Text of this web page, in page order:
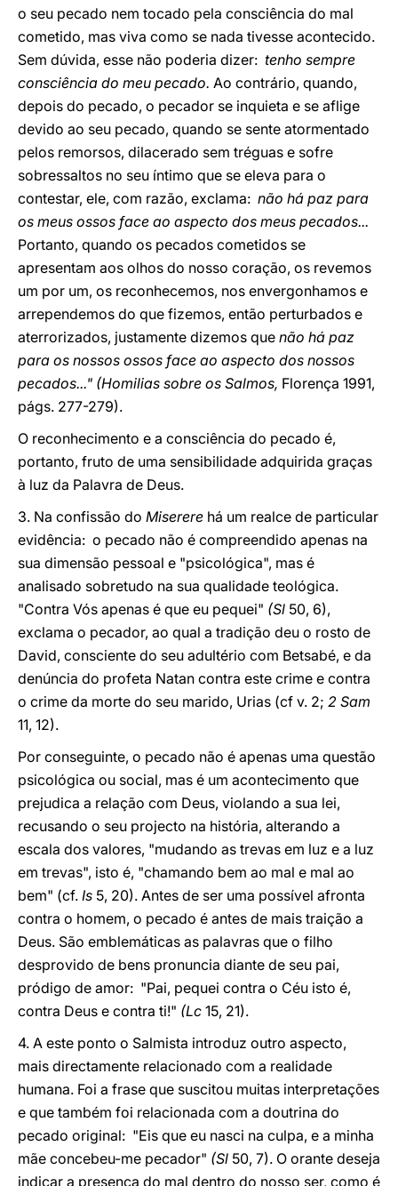
o seu pecado nem tocado pela consciência do mal
cometido, mas viva como se nada tivesse acontecido.
Sem dúvida, esse não poderia dizer: tenho sempre
consciência do meu pecado. Ao contrário, quando,
depois do pecado, o pecador se inquieta e se aflige
devido ao seu pecado, quando se sente atormentado
pelos remorsos, dilacerado sem tréguas e sofre
sobressaltos no seu íntimo que se eleva para o
contestar, ele, com razão, exclama: não há paz para
os meus ossos face ao aspecto dos meus pecados...
Portanto, quando os pecados cometidos se
apresentam aos olhos do nosso coração, os revemos
um por um, os reconhecemos, nos envergonhamos e
arrependemos do que fizemos, então perturbados e
aterrorizados, justamente dizemos que não há paz
para os nossos ossos face ao aspecto dos nossos
pecados..." (Homilias sobre os Salmos, Florença 1991,
págs. 277-279).
O reconhecimento e a consciência do pecado é,
portanto, fruto de uma sensibilidade adquirida graças
à luz da Palavra de Deus.
3. Na confissão do Miserere há um realce de particular
evidência: o pecado não é compreendido apenas na
sua dimensão pessoal e "psicológica", mas é
analisado sobretudo na sua qualidade teológica.
"Contra Vós apenas é que eu pequei" (Sl 50, 6),
exclama o pecador, ao qual a tradição deu o rosto de
David, consciente do seu adultério com Betsabé, e da
denúncia do profeta Natan contra este crime e contra
o crime da morte do seu marido, Urias (cf v. 2; 2 Sam
11, 12).
Por conseguinte, o pecado não é apenas uma questão
psicológica ou social, mas é um acontecimento que
prejudica a relação com Deus, violando a sua lei,
recusando o seu projecto na história, alterando a
escala dos valores, "mudando as trevas em luz e a luz
em trevas", isto é, "chamando bem ao mal e mal ao
bem" (cf. Is 5, 20). Antes de ser uma possível afronta
contra o homem, o pecado é antes de mais traição a
Deus. São emblemáticas as palavras que o filho
desprovido de bens pronuncia diante de seu pai,
pródigo de amor: "Pai, pequei contra o Céu isto é,
contra Deus e contra ti!" (Lc 15, 21).
4. A este ponto o Salmista introduz outro aspecto,
mais directamente relacionado com a realidade
humana. Foi a frase que suscitou muitas interpretações
e que também foi relacionada com a doutrina do
pecado original: "Eis que eu nasci na culpa, e a minha
mãe concebeu-me pecador" (Sl 50, 7). O orante deseja
indicar a presença do mal dentro do nosso ser, como é